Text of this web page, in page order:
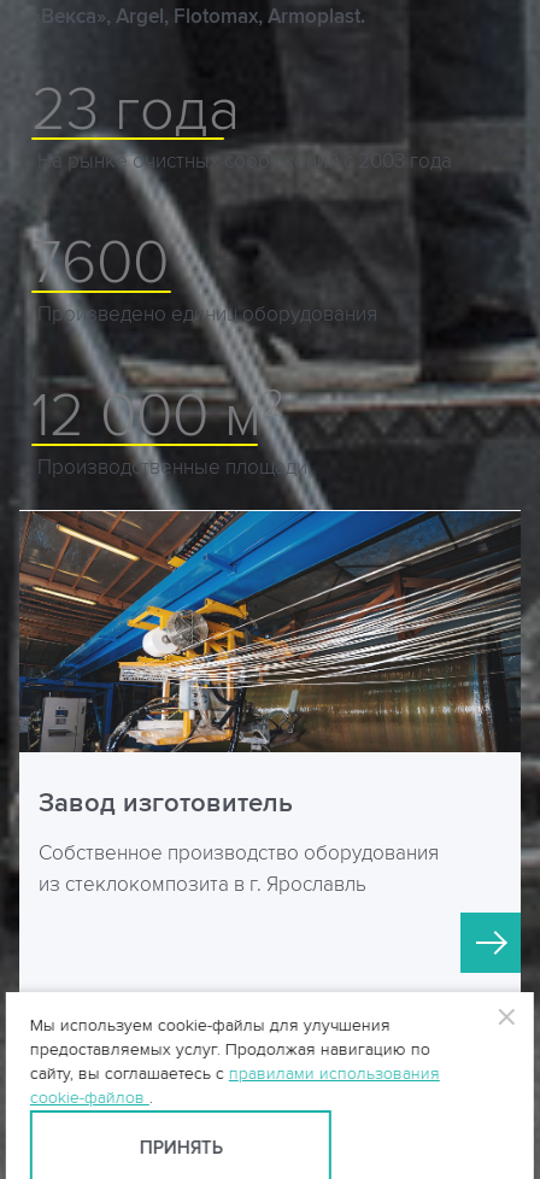
«Векса», Argel, Flotomax, Armoplast.
23 года
На рынке очистных сооружений с 2003 года
7600
Произведено единиц оборудования
12 000 м2
Производственные площади
Завод изготовитель
Собственное производство оборудования
из стеклокомпозита в г. Ярославль
Мы используем cookie-файлы для улучшения
предоставляемых услуг. Продолжая навигацию по
сайту, вы соглашаетесь с правилами использования
cookie-файлов .
ПРИНЯТЬ